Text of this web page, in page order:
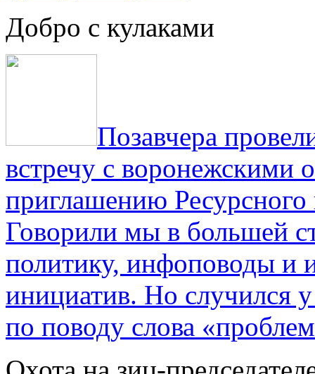
Добро с кулаками
Позавчера
встречу с воронежскими
приглашению
Говорили мы в большей
политику, инфоповоды
инициатив. Но случился
по поводу слова